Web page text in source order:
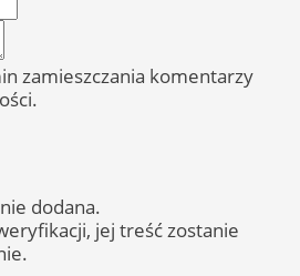
zamieszczania komentarzy
dodana.
jej treść zostanie